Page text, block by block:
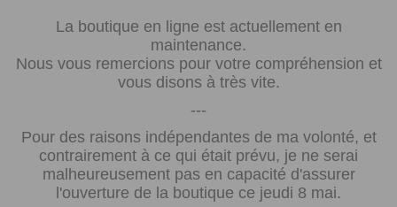
La boutique en ligne est actuellement en
maintenance.
Nous vous remercions pour votre compréhension et
vous disons à très vite.
---
Pour des raisons indépendantes de ma volonté, et
contrairement à ce qui était prévu, je ne serai
malheureusement pas en capacité d'assurer
l'ouverture de la boutique ce jeudi 8 mai.